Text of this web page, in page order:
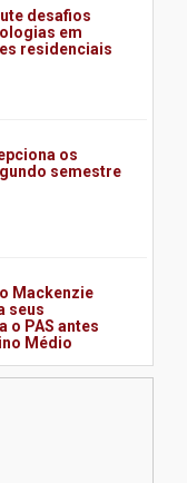
desafios
em
residenciais
os
semestre
Mackenzie
seus
o PAS antes
Médio
filhos além da